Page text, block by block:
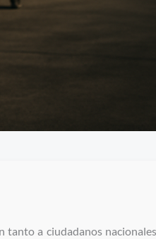
tanto a ciudadanos nacionales